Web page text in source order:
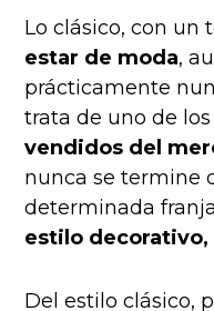
Lo clásico, con un
estar de moda,
prácticamente
trata de uno de los
vendidos del
nunca se termine
determinada
estilo decorativo,
Del estilo clásico,